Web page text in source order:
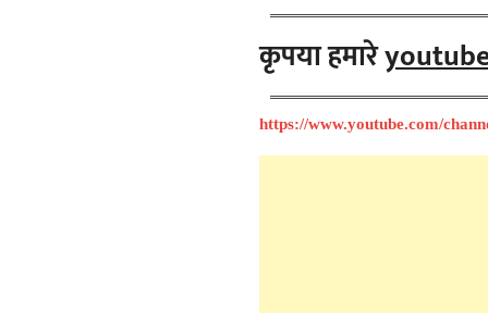
कृपया हमारे
https://www.youtube.com/